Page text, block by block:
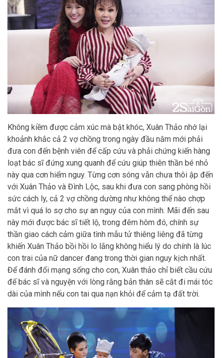
Không kiềm được cảm xúc mà bật khóc, Xuân Thảo nhớ lại
khoảnh khắc cả 2 vợ chồng trong ngày đầu năm mới phải
đưa con đến bệnh viên để cấp cứu và phải chứng kiến hàng
loạt bác sĩ đứng xung quanh để cứu giúp thiên thần bé nhỏ
này qua cơn hiểm nguy. Từng cơn sóng vẫn chưa thôi ập đến
với Xuân Thảo và Đình Lộc, sau khi đưa con sang phòng hồi
sức cách ly, cả 2 vợ chồng dường như không thể nào chợp
mắt vì quá lo sợ cho sự an nguy của con mình. Mãi đến sau
này mới được bác sĩ tiết lộ, trong đêm hôm đó, chính sự
thần giao cách cảm giữa tình mẫu tử thiêng liêng đã từng
khiến Xuân Thảo bồi hồi lo lắng không hiểu lý do chính là lúc
con trai của nữ dancer đang trong thời gian nguy kịch nhất.
Để đánh đổi mạng sống cho con, Xuân thảo chỉ biết cầu cứu
để bác sĩ và nguyện với lòng rằng bản thân sẽ cắt đi mái tóc
dài của mình nếu con tai qua nạn khỏi để cảm tạ đất trời.